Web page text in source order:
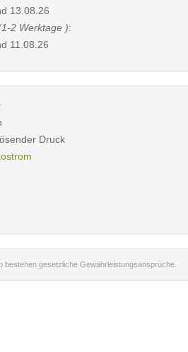
13.08.26
2 Werktage ):
11.08.26
Druck
bestehen gesetzliche Gewährleistungsansprüche.